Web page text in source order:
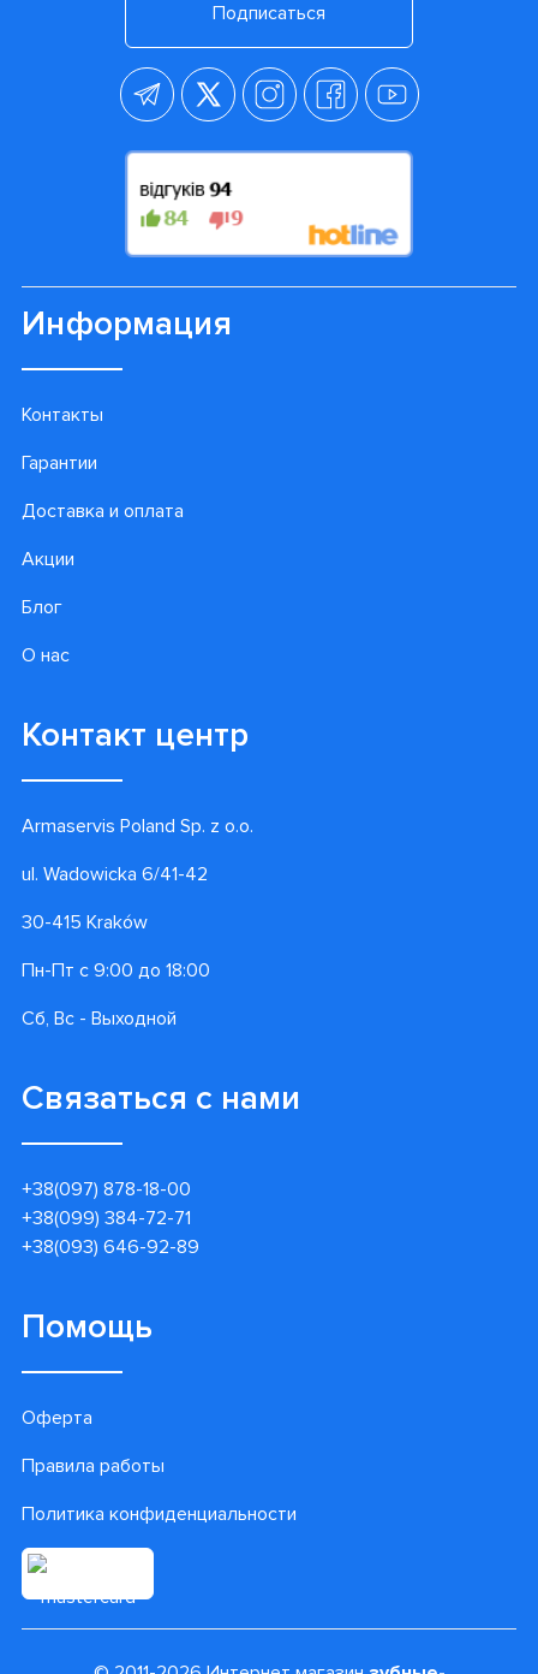
Подписаться
Информация
Контакты
Гарантии
Доставка и оплата
Акции
Блог
О нас
Контакт центр
Armaservis Poland Sp. z o.o.
ul. Wadowicka 6/41-42
30-415 Kraków
Пн-Пт с 9:00 до 18:00
Сб, Вс - Выходной
Связаться с нами
+38(097) 878-18-00
+38(099) 384-72-71
+38(093) 646-92-89
Помощь
Оферта
Правила работы
Политика конфиденциальности